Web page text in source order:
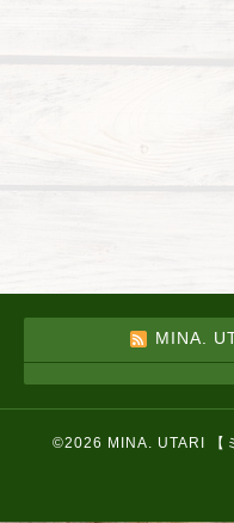
MINA.
©2026 MINA. UTARI 【